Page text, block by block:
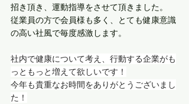
招き頂き、運動指導をさせて頂きました。
従業員の方で会員様も多く、とても健康意識
の高い社風で毎度感激します。
社内で健康について考え、行動する企業がも
っともっと増えて欲しいです！
今年も貴重なお時間をありがとうございまし
た！